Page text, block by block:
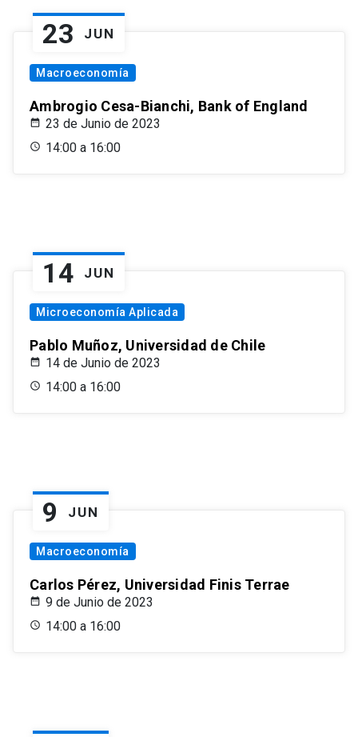
23 JUN
Macroeconomía
Ambrogio Cesa-Bianchi, Bank of England
23 de Junio de 2023
14:00 a 16:00
14 JUN
Microeconomía Aplicada
Pablo Muñoz, Universidad de Chile
14 de Junio de 2023
14:00 a 16:00
9 JUN
Macroeconomía
Carlos Pérez, Universidad Finis Terrae
9 de Junio de 2023
14:00 a 16:00